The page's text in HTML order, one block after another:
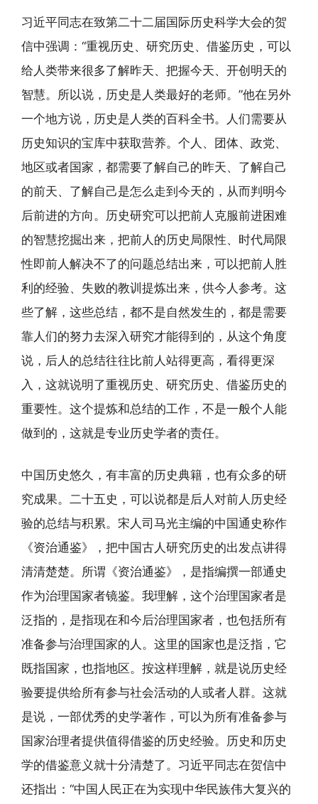
习近平同志在致第二十二届国际历史科学大会的贺
信中强调：“重视历史、研究历史、借鉴历史，可以
给人类带来很多了解昨天、把握今天、开创明天的
智慧。所以说，历史是人类最好的老师。”他在另外
一个地方说，历史是人类的百科全书。人们需要从
历史知识的宝库中获取营养。个人、团体、政党、
地区或者国家，都需要了解自己的昨天、了解自己
的前天、了解自己是怎么走到今天的，从而判明今
后前进的方向。历史研究可以把前人克服前进困难
的智慧挖掘出来，把前人的历史局限性、时代局限
性即前人解决不了的问题总结出来，可以把前人胜
利的经验、失败的教训提炼出来，供今人参考。这
些了解，这些总结，都不是自然发生的，都是需要
靠人们的努力去深入研究才能得到的，从这个角度
说，后人的总结往往比前人站得更高，看得更深
入，这就说明了重视历史、研究历史、借鉴历史的
重要性。这个提炼和总结的工作，不是一般个人能
做到的，这就是专业历史学者的责任。
中国历史悠久，有丰富的历史典籍，也有众多的研
究成果。二十五史，可以说都是后人对前人历史经
验的总结与积累。宋人司马光主编的中国通史称作
《资治通鉴》，把中国古人研究历史的出发点讲得
清清楚楚。所谓《资治通鉴》，是指编撰一部通史
作为治理国家者镜鉴。我理解，这个治理国家者是
泛指的，是指现在和今后治理国家者，也包括所有
准备参与治理国家的人。这里的国家也是泛指，它
既指国家，也指地区。按这样理解，就是说历史经
验要提供给所有参与社会活动的人或者人群。这就
是说，一部优秀的史学著作，可以为所有准备参与
国家治理者提供值得借鉴的历史经验。历史和历史
学的借鉴意义就十分清楚了。习近平同志在贺信中
还指出：“中国人民正在为实现中华民族伟大复兴的